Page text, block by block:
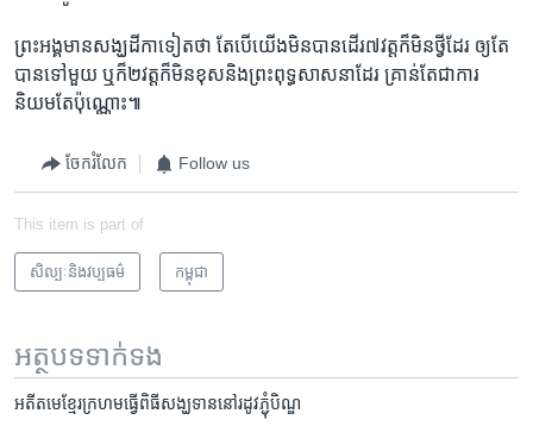
ព្រះ​អង្គ​មាន​សង្ឃដីកា​ទៀត​ថា ​តែបើ​យើង​មិន​បាន​ដើរ​៧​វត្ត​ក៏​មិន​ថ្វីដែរ ​ឲ្យតែ​
បាន​ទៅ​មួយ​ ឬ​ក៏​២​វត្ត​ក៏​មិន​ខុស​និង​ព្រះ​ពុទ្ធសាសនា​ដែរ​ គ្រាន់​តែ​ជា​ការ​
និយម​តែ​ប៉ុណ្ណោះ៕
ចែករំលែក Follow us
This item is part of
សិល្បៈនិងវប្បធម៌ កម្ពុជា
អត្ថបទ​ទាក់ទង
អតីត​មេខ្មែរ​ក្រហម​ធ្វើ​ពិធី​សង្ឃទាន​នៅ​រដូវ​ភ្ជុំ​បិណ្ឌ